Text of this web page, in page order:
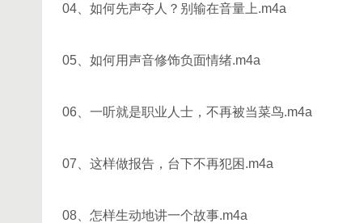
04、如何先声夺人？别输在音量上.m4a
05、如何用声音修饰负面情绪.m4a
06、一听就是职业人士，不再被当菜鸟.m4a
07、这样做报告，台下不再犯困.m4a
08、怎样生动地讲一个故事.m4a